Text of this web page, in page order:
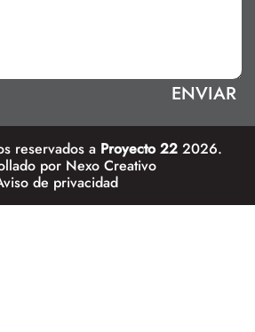
reservados a Proyecto 22 2026.
por Nexo Creativo
de privacidad